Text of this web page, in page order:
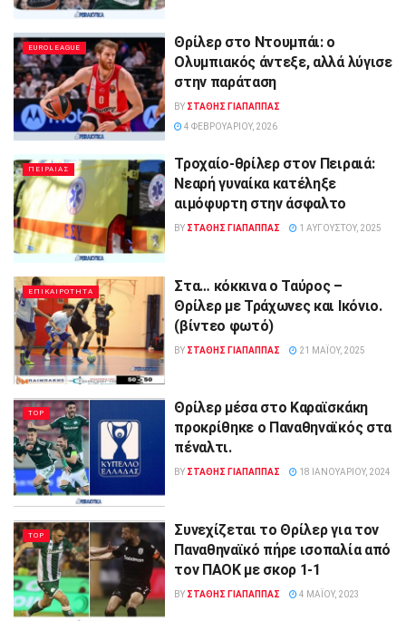
EUROLEAGUE
Θρίλερ στο Ντουμπάι: ο
Ολυμπιακός άντεξε, αλλά λύγισε
στην παράταση
BY ΣΤΑΘΗΣ ΓΊΑΠΑΠΠΑΣ
4 ΦΕΒΡΟΥΑΡΊΟΥ, 2026
ΠΕΙΡΑΙΑΣ
Τροχαίο-θρίλερ στον Πειραιά:
Νεαρή γυναίκα κατέληξε
αιμόφυρτη στην άσφαλτο
BY ΣΤΑΘΗΣ ΓΊΑΠΑΠΠΑΣ 1 ΑΥΓΟΎΣΤΟΥ, 2025
ΕΠΙΚΑΙΡΟΤΗΤΑ
Στα… κόκκινα ο Ταύρος –
Θρίλερ με Τράχωνες και Ικόνιο.
(βίντεο φωτό)
BY ΣΤΑΘΗΣ ΓΊΑΠΑΠΠΑΣ 21 ΜΑΪ́ΟΥ, 2025
TOP
Θρίλερ μέσα στο Καραϊσκάκη
προκρίθηκε ο Παναθηναϊκός στα
πέναλτι.
BY ΣΤΑΘΗΣ ΓΊΑΠΑΠΠΑΣ 18 ΙΑΝΟΥΑΡΊΟΥ, 2024
TOP
Συνεχίζεται το Θρίλερ για τον
Παναθηναϊκό πήρε ισοπαλία από
τον ΠΑΟΚ με σκορ 1-1
BY ΣΤΑΘΗΣ ΓΊΑΠΑΠΠΑΣ 4 ΜΑΪ́ΟΥ, 2023